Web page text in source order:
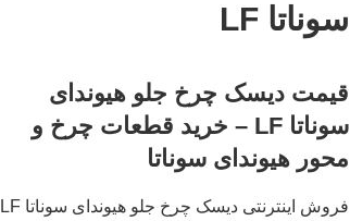
سوناتا LF
قیمت دیسک چرخ جلو هیوندای
سوناتا LF – خرید قطعات چرخ و
محور هیوندای سوناتا
فروش اینترنتی دیسک چرخ جلو هیوندای سوناتا LF